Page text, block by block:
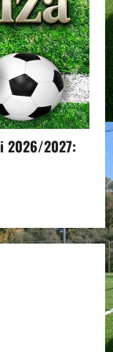
2026/2027: